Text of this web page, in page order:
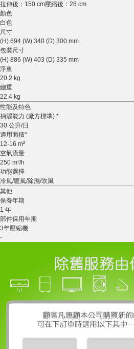
拉伸後：150 cm壓縮後：28 cm
顏色
白色
尺寸
(H) 694 (W) 340 (D) 300 mm
包裝尺寸
(H) 886 (W) 403 (D) 335 mm
淨重
20.2 kg
總重
22.4 kg
性能及特色
抽濕能力 (廠方標準) *
30 公升/日
適用面積^
12-16 m²
空氣流量
250 m³/h
功能選擇
冷風/暖風/除濕/吹風
其他
保養年期
1 年
部件保用年期
3年壓縮機
-